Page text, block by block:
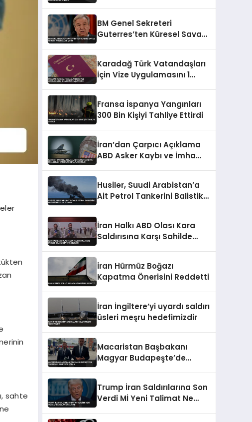
sahte
BM Genel Sekreteri
Guterres’ten Küresel Savaş
Karadağ Türk Vatandaşları
İçin Vize Uygulamasını 1
Fransa İspanya Yangınları
300 Bin Kişiyi Tahliye Ettirdi
İran’dan Çarpıcı Açıklama
ABD Asker Kaybı ve İmha
Husiler, Suudi Arabistan’a
Ait Petrol Tankerini Balistik
İran Halkı ABD Olası Kara
Saldırısına Karşı Sahilde
İran Hürmüz Boğazı
Kapatma Önerisini Reddetti
İran İngiltere’yi uyardı saldırı
üsleri meşru hedefimizdir
Macaristan Başbakanı
Magyar Budapeşte’de
Trump İran Saldırılarına Son
Verdi Mİ Yeni Talimat Ne